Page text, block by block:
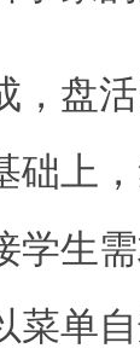
，盘
础上
学生
菜单